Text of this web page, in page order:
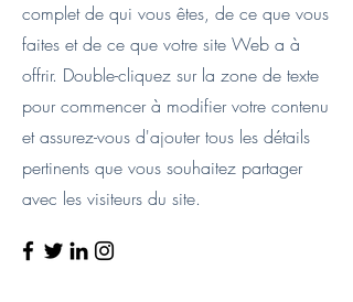
complet de qui vous êtes, de ce que vous
faites et de ce que votre site Web a à
offrir. Double-cliquez sur la zone de texte
pour commencer à modifier votre contenu
et assurez-vous d'ajouter tous les détails
pertinents que vous souhaitez partager
avec les visiteurs du site.